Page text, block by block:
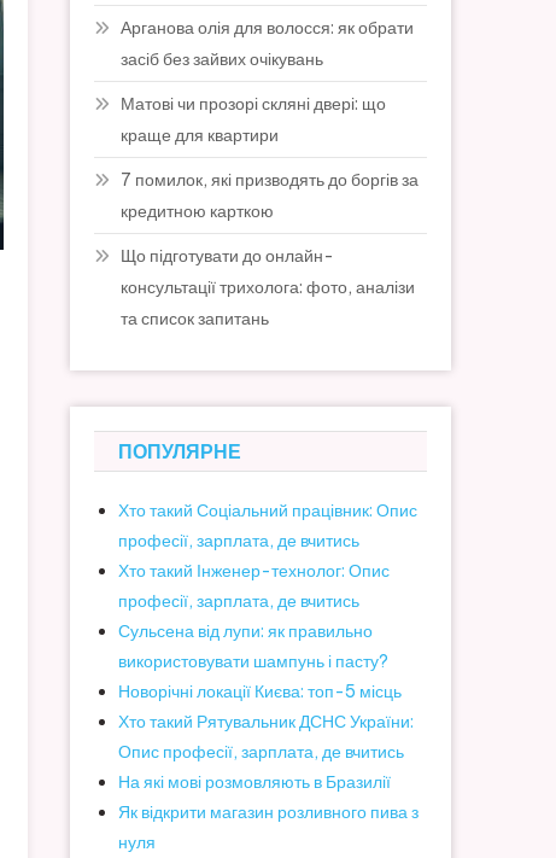
Арганова олія для волосся: як обрати
засіб без зайвих очікувань
Матові чи прозорі скляні двері: що
краще для квартири
7 помилок, які призводять до боргів за
кредитною карткою
Що підготувати до онлайн-
консультації трихолога: фото, аналізи
та список запитань
ПОПУЛЯРНЕ
Хто такий Соціальний працівник: Опис
професії, зарплата, де вчитись
Хто такий Інженер-технолог: Опис
професії, зарплата, де вчитись
Сульсена від лупи: як правильно
використовувати шампунь і пасту?
Новорічні локації Києва: топ-5 місць
Хто такий Рятувальник ДСНС України:
Опис професії, зарплата, де вчитись
На які мові розмовляють в Бразилії
Як відкрити магазин розливного пива з
нуля